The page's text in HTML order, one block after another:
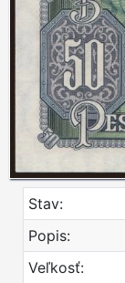
Stav:
Popis:
Veľkosť: